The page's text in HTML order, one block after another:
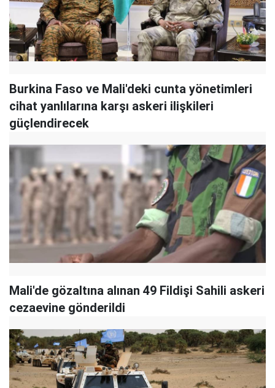
Burkina Faso ve Mali'deki cunta yönetimleri
cihat yanlılarına karşı askeri ilişkileri
güçlendirecek
Mali'de gözaltına alınan 49 Fildişi Sahili askeri
cezaevine gönderildi